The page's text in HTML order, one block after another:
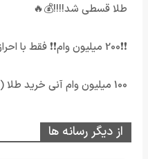
طلا قسطی شد!!!!💰🔥
❗❗200 میلیون وام❗❗ فقط با احراز هویت
100 میلیون وام آنی خرید طلا (بازپرداخت 12 ماهه)
از دیگر رسانه ها